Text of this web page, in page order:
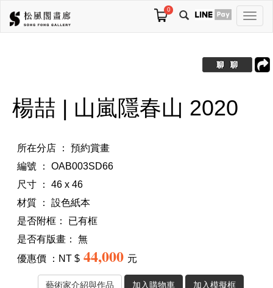
切
換
航
0
楊喆 | 山嵐隱春山 2020
所在分店 ： 預約賞畫
編號 ： OAB003SD66
尺寸 ： 46 x 46
材質 ： 設色紙本
是否附框：
已有框
是否有版畫：
無
優惠價 ：NT $ 44,000 元